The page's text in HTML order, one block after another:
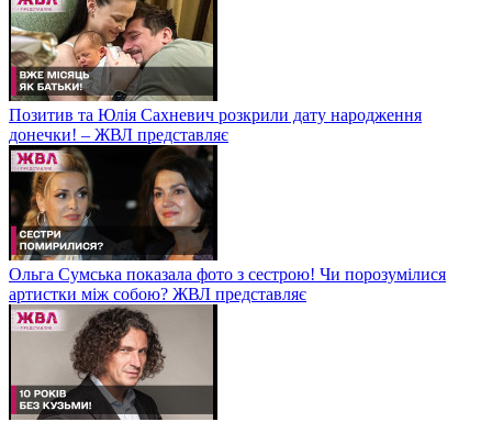
Позитив та Юлія Сахневич розкрили дату народження
донечки! – ЖВЛ представляє
Ольга Сумська показала фото з сестрою! Чи порозумілися
артистки між собою? ЖВЛ представляє